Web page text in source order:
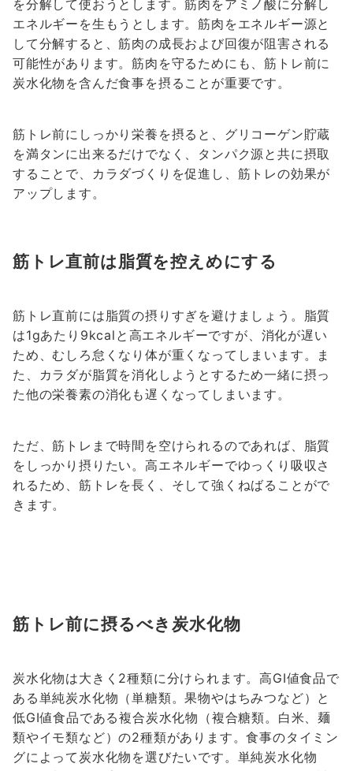
を分解して使おうとします。筋肉をアミノ酸に分解し
エネルギーを生もうとします。筋肉をエネルギー源と
して分解すると、筋肉の成長および回復が阻害される
可能性があります。筋肉を守るためにも、筋トレ前に
炭水化物を含んだ食事を摂ることが重要です。
筋トレ前にしっかり栄養を摂ると、グリコーゲン貯蔵
を満タンに出来るだけでなく、タンパク源と共に摂取
することで、カラダづくりを促進し、筋トレの効果が
アップします。
筋トレ直前は脂質を控えめにする
筋トレ直前には脂質の摂りすぎを避けましょう。脂質
は1gあたり9kcalと高エネルギーですが、消化が遅い
ため、むしろ怠くなり体が重くなってしまいます。ま
た、カラダが脂質を消化しようとするため一緒に摂っ
た他の栄養素の消化も遅くなってしまいます。
ただ、筋トレまで時間を空けられるのであれば、脂質
をしっかり摂りたい。高エネルギーでゆっくり吸収さ
れるため、筋トレを長く、そして強くねばることがで
きます。
筋トレ前に摂るべき炭水化物
炭水化物は大きく2種類に分けられます。高GI値食品で
ある単純炭水化物（単糖類。果物やはちみつなど）と
低GI値食品である複合炭水化物（複合糖類。白米、麺
類やイモ類など）の2種類があります。食事のタイミン
グによって炭水化物を選びたいです。単純炭水化物